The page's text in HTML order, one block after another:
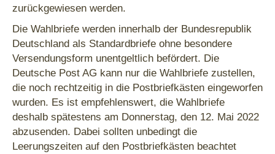
zurückgewiesen werden.
Die Wahlbriefe werden innerhalb der Bundesrepublik
Deutschland als Standardbriefe ohne besondere
Versendungsform unentgeltlich befördert. Die
Deutsche Post AG kann nur die Wahlbriefe zustellen,
die noch rechtzeitig in die Postbriefkästen eingeworfen
wurden. Es ist empfehlenswert, die Wahlbriefe
deshalb spätestens am Donnerstag, den 12. Mai 2022
abzusenden. Dabei sollten unbedingt die
Leerungszeiten auf den Postbriefkästen beachtet